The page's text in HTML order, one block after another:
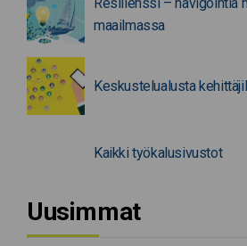
maailmassa
Keskustelualusta
Kaikki työkalusivustot
Uusimmat